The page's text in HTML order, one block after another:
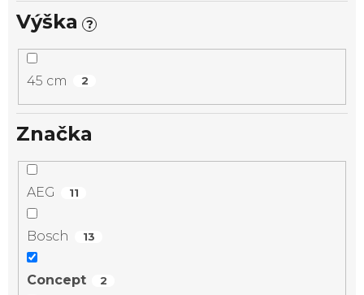
Výška ?
45 cm 2
Značka
AEG 11
Bosch 13
Concept 2